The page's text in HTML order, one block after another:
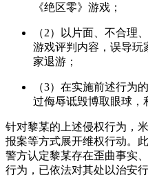
《绝区零》游戏；
（2）以片面、不合理
游戏评判内容，误导玩
家退游；
（3）在实施前述行为
过侮辱诋毁博取眼球，
针对黎某的上述侵权行为，
报案等方式展开维权行动。
警方认定黎某存在歪曲事实
行为，已依法对其处以治安行